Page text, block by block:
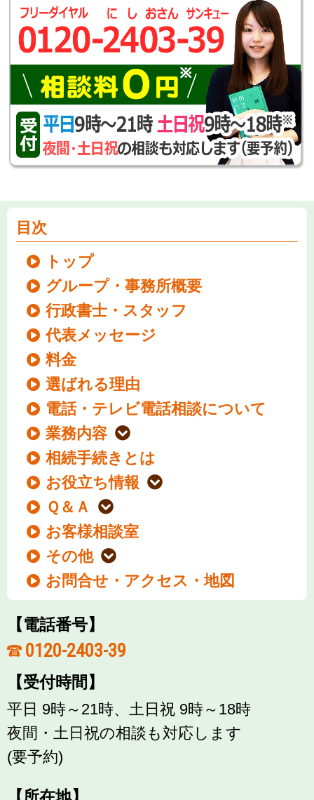
目次
トップ
グループ・事務所概要
行政書士・スタッフ
代表メッセージ
料金
選ばれる理由
電話・テレビ電話相談について
業務内容
相続手続きとは
お役立ち情報
Ｑ＆Ａ
お客様相談室
その他
お問合せ・アクセス・地図
【電話番号】
0120-2403-39
【受付時間】
平日 9時～21時、土日祝 9時～18時
夜間・土日祝の相談も対応します
(要予約)